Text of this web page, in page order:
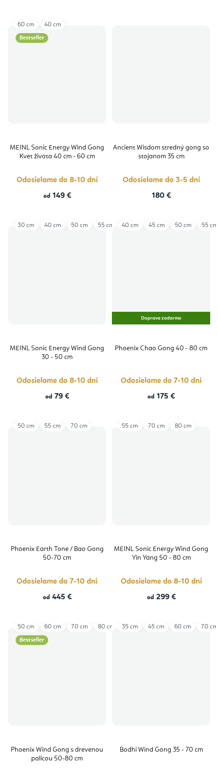
Bestseller
MEINL Sonic Energy Wind Gong
Kvet života 40 cm - 60 cm
Odosielame do 8-10 dní
od 149 €
60 cm 40 cm
Ancient Wisdom stredný gong so
stojanom 35 cm
Odosielame do 3-5 dní
180 €
MEINL Sonic Energy Wind Gong
30 - 50 cm
Odosielame do 8-10 dní
od 79 €
30 cm 40 cm 50 cm 55 cm
Doprava zadarmo
Phoenix Chao Gong 40 - 80 cm
Odosielame do 7-10 dní
od 175 €
40 cm 45 cm 50 cm 55 cm
Phoenix Earth Tone / Bao Gong
50-70 cm
Odosielame do 7-10 dní
od 445 €
50 cm 55 cm 70 cm
MEINL Sonic Energy Wind Gong
Yin Yang 50 - 80 cm
Odosielame do 8-10 dní
od 299 €
55 cm 70 cm 80 cm
Bestseller
Phoenix Wind Gong s drevenou
palicou 50-80 cm
50 cm 60 cm 70 cm 80 cm
Bodhi Wind Gong 35 - 70 cm
35 cm 45 cm 60 cm 70 cm